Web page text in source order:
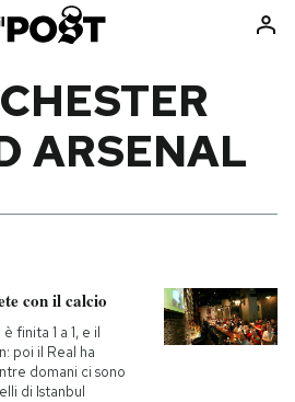
Libri
Ok Boomer!
Media
Europa
ARSENAL
con il calcio
finita 1 a 1, e il
poi il Real ha
domani ci sono
di Istanbul